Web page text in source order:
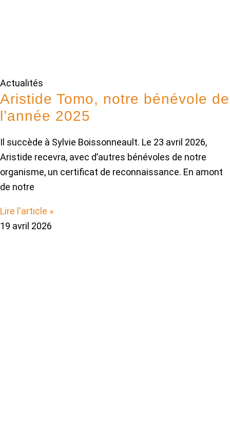
Actualités
Aristide Tomo, notre bénévole de
l’année 2025
Il succède à Sylvie Boissonneault. Le 23 avril 2026,
Aristide recevra, avec d’autres bénévoles de notre
organisme, un certificat de reconnaissance. En amont
de notre
Lire l'article »
19 avril 2026